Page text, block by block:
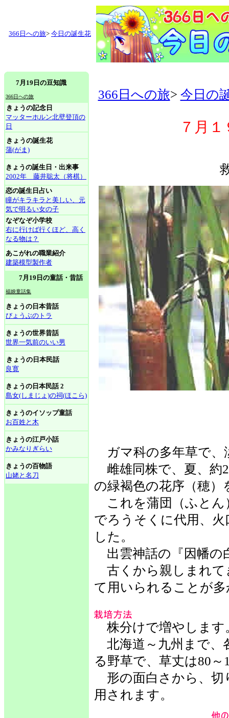
366日への旅> 今日の誕生花
7月19日の豆知識
366日への旅
きょうの記念日
マッターホルン北壁登頂の
日
きょうの誕生花
蒲(がま)
きょうの誕生日・出来事
2002年 藤井聡太（将棋）
恋の誕生日占い
瞳がキラキラと美しい、元
気で明るい女の子
なぞなぞ小学校
右に行けば行くほど、高く
なる物は？
あこがれの職業紹介
建築模型製作者
7月19日の童話・昔話
福娘童話集
きょうの日本昔話
びょうぶのトラ
きょうの世界昔話
世界一気前のいい男
きょうの日本民話
良寛
きょうの日本民話 2
島女(しまじょ)の祠(ほこら)
きょうのイソップ童話
お百姓と木
きょうの江戸小話
かみなりぎらい
きょうの百物語
山姥と名刀
366日への旅> 今日の
７月
ガマ科の多年草で、
雌雄同株で、夏、約
の緑褐色の花序（穂）
これを蒲団（ふとん
でろうそくに代用、
した。
出雲神話の『因幡の
古くから親しまれて
て用いられることが
株分けで増やします
北海道～九州まで、
る野草で、草丈は80～
形の面白さから、切
用されます。